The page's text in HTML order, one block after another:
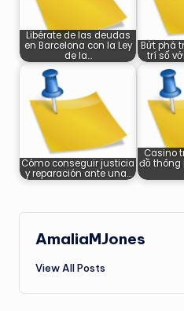
Libérate de las deudas
en Barcelona con la Ley
de la…
Bứt phá
trí số
Cómo conseguir justicia
y reparación ante una…
Casino
đồ thông
AmaliaMJones
View All Posts